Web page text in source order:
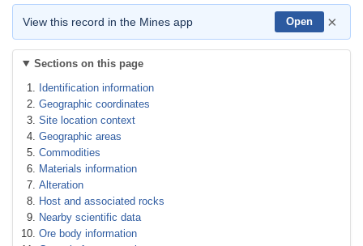
View this record in the Mines app Open ×
Sections on this page
Identification information
Geographic coordinates
Site location context
Geographic areas
Commodities
Materials information
Alteration
Host and associated rocks
Nearby scientific data
Ore body information